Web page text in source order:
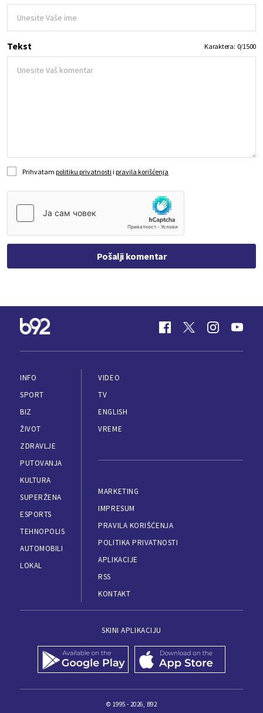
Tekst Karaktera: 0/1500
Prihvatam politiku privatnosti i pravila korišćenja
Pošalji komentar
INFO
SPORT
BIZ
ŽIVOT
ZDRAVLJE
PUTOVANJA
KULTURA
SUPERŽENA
ESPORTS
TEHNOPOLIS
AUTOMOBILI
LOKAL
VIDEO
TV
ENGLISH
VREME
MARKETING
IMPRESUM
PRAVILA KORIŠĆENJA
POLITIKA PRIVATNOSTI
APLIKACIJE
RSS
KONTAKT
SKINI APLIKACIJU
© 1995 - 2026, B92